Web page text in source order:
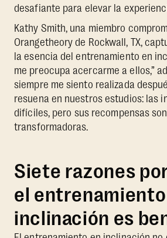
desafiante para elevar la
Kathy Smith, una miembro
Orangetheory de Rockwall, TX,
la esencia del entrenamiento en
me preocupa acercarme a ellos,”
siempre me siento realizada
resuena en nuestros estudios: las
difíciles, pero sus recompensas
transformadoras.
Siete razones
el
inclinación es